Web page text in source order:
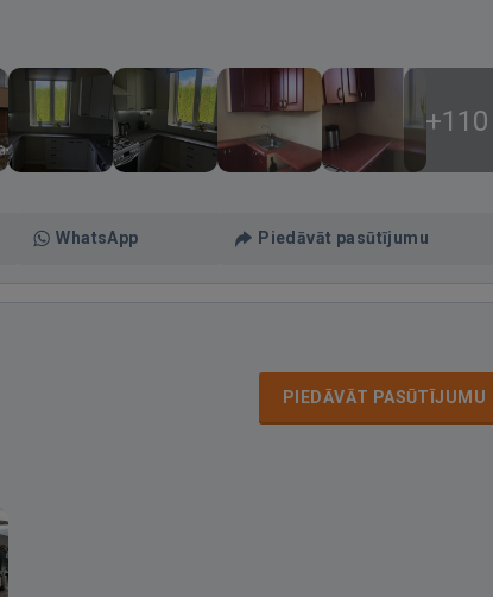
+110
WhatsApp Piedāvāt pasūtījumu
PIEDĀVĀT PASŪTĪJUMU